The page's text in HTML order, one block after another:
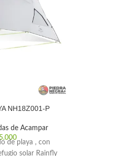
NH18Z001-P
de Acampar
de playa , con
solar Rainfly